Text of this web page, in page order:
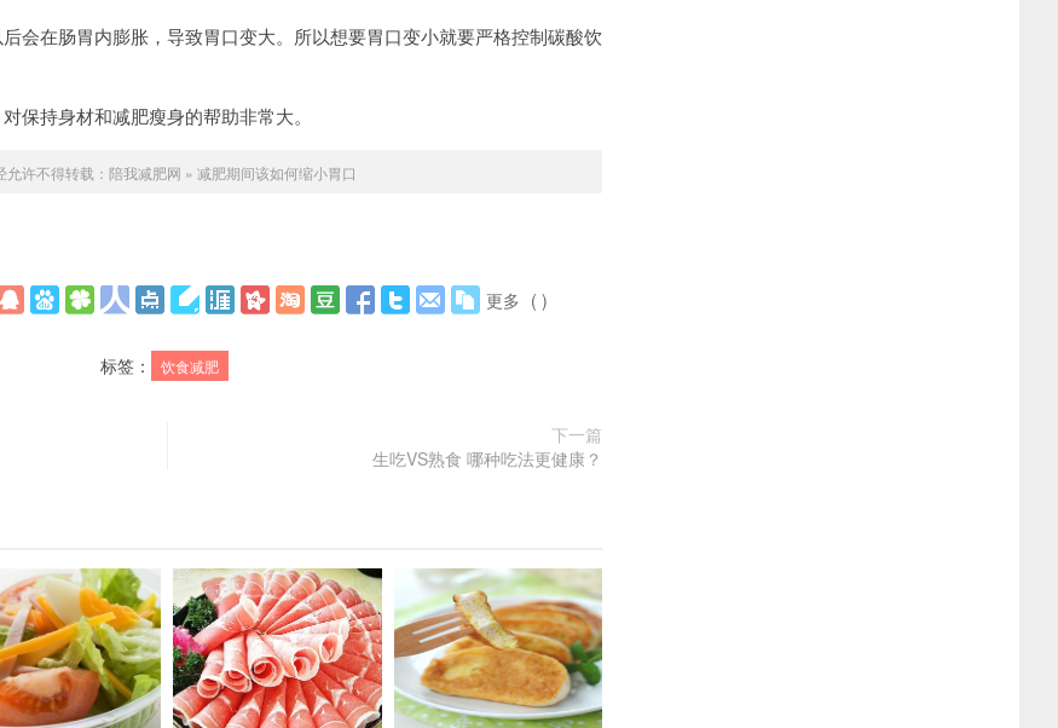
会在肠胃内膨胀，导致胃口变大。所以想要胃口变小就要严格控制碳酸饮
保持身材和减肥瘦身的帮助非常大。
允许不得转载： 陪我减肥网 » 减肥期间该如何缩小胃口
更多 ( )
标签： 饮食减肥
下一篇
生吃VS熟食 哪种吃法更健康？